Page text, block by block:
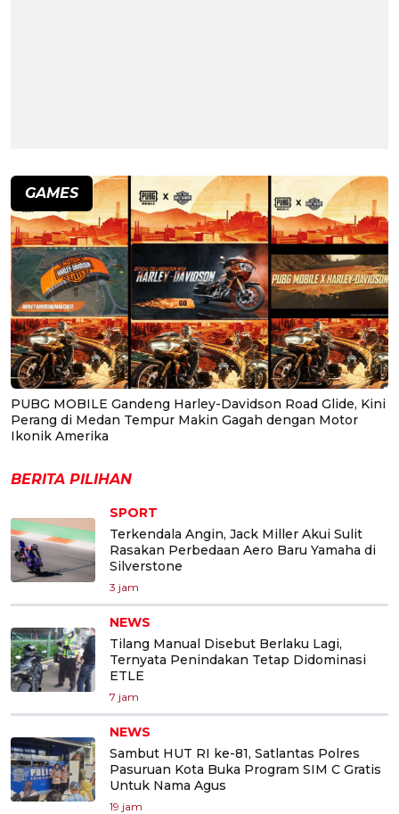
GAMES
PUBG MOBILE Gandeng Harley-Davidson Road Glide, Kini
Perang di Medan Tempur Makin Gagah dengan Motor
Ikonik Amerika
BERITA PILIHAN
SPORT
Terkendala Angin, Jack Miller Akui Sulit
Rasakan Perbedaan Aero Baru Yamaha di
Silverstone
3 jam
NEWS
Tilang Manual Disebut Berlaku Lagi,
Ternyata Penindakan Tetap Didominasi
ETLE
7 jam
NEWS
Sambut HUT RI ke-81, Satlantas Polres
Pasuruan Kota Buka Program SIM C Gratis
Untuk Nama Agus
19 jam